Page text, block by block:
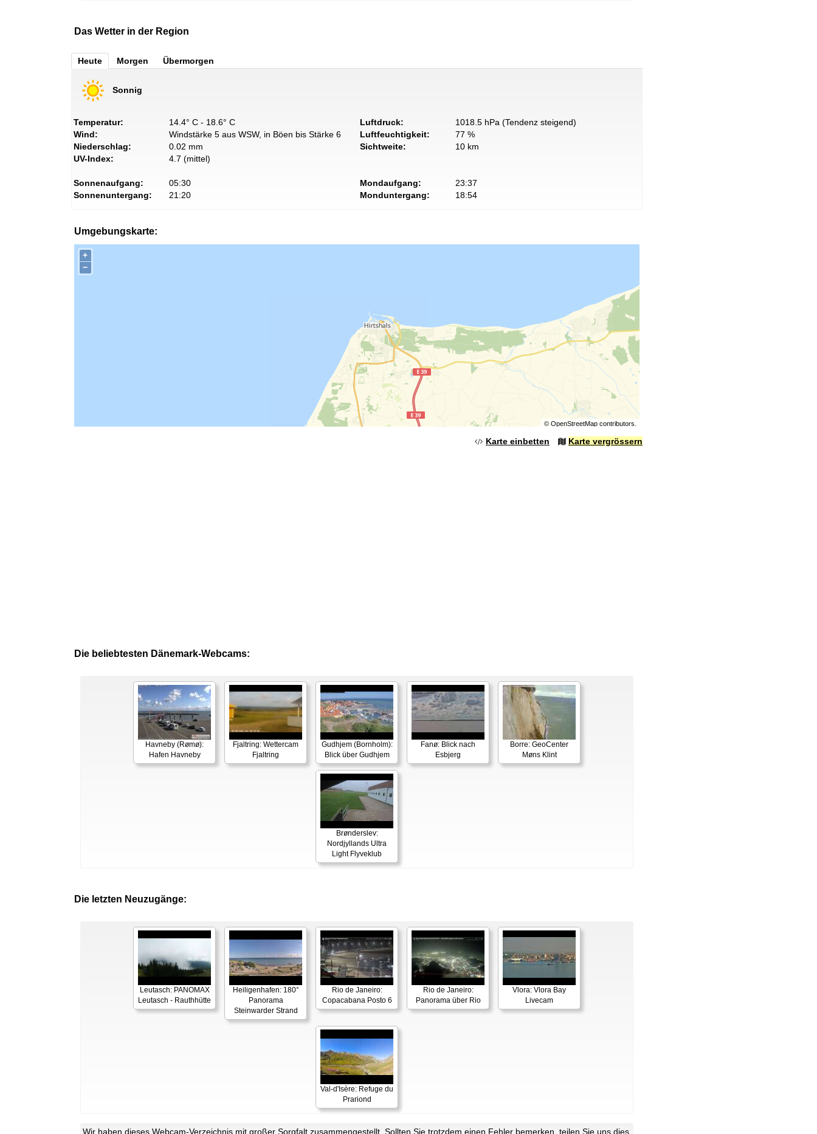
Das Wetter in der Region
Heute Morgen Übermorgen
Sonnig
Temperatur:
14.4° C - 18.6° C
Wind:
Windstärke 5 aus WSW, in Böen bis Stärke 6
Niederschlag:
0.02 mm
UV-Index:
4.7 (mittel)
Luftdruck:
1018.5 hPa (Tendenz steigend)
Luftfeuchtigkeit:
77 %
Sichtweite:
10 km
Sonnenaufgang:
05:30
Sonnenuntergang:
21:20
Mondaufgang:
23:37
Monduntergang:
18:54
Umgebungskarte:
+
−
© OpenStreetMapcontributors.
Karte einbetten Karte vergrössern
Die beliebtesten Dänemark-Webcams:
Havneby (Rømø):
Hafen Havneby
Fjaltring: Wettercam
Fjaltring
Gudhjem (Bornholm):
Blick über Gudhjem
Fanø: Blick nach
Esbjerg
Borre: GeoCenter
Møns Klint
Brønderslev:
Nordjyllands Ultra
Light Flyveklub
Die letzten Neuzugänge:
Leutasch: PANOMAX
Leutasch - Rauthhütte
Heiligenhafen: 180°
Panorama
Steinwarder Strand
Rio de Janeiro:
Copacabana Posto 6
Rio de Janeiro:
Panorama über Rio
Vlora: Vlora Bay
Livecam
Val-d'Isère: Refuge du
Prariond
Wir haben dieses Webcam-Verzeichnis mit großer Sorgfalt zusammengestellt. Sollten Sie trotzdem einen Fehler bemerken, teilen Sie uns dies